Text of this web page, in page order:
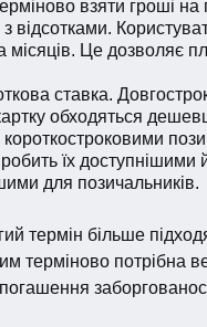
взяти гроші
з відсотками.
місяців. Це дозволяє
ставка.
обходяться
короткостроковими
їх доступнішими
для позичальників.
термін більше
терміново потрібна